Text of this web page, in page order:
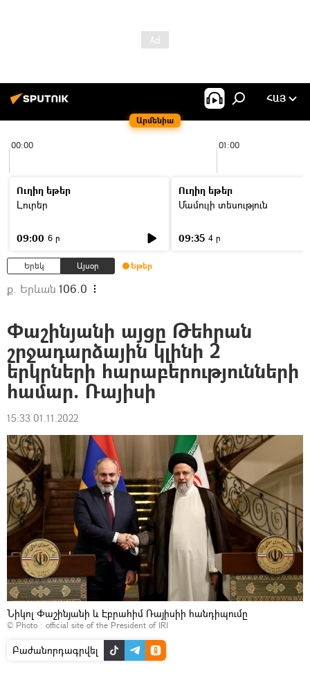
Արմենիա
ՀԱՅ
00:00 01:00
Ուղիղ եթեր
Լուրեր
09:00 6 ր
Ուղիղ եթեր
Մամուլի տեսություն
09:35 4 ր
Երեկ Այսօր Եթեր
ք. Երևան 106.0
Փաշինյանի այցը Թեհրան
շրջադարձային կլինի 2
երկրների հարաբերությունների
համար. Ռայիսի
15:33 01.11.2022
Նիկոլ Փաշինյանի և Էբրահիմ Ռայիսիի հանդիպումը
© Photo : official site of the President of IRI
Բաժանորդագրվել